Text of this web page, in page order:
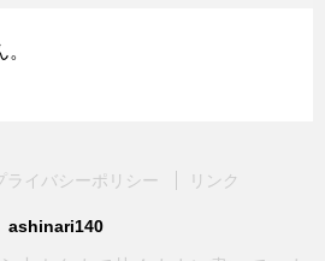
ライバシーポリシー リンク
ashinari140